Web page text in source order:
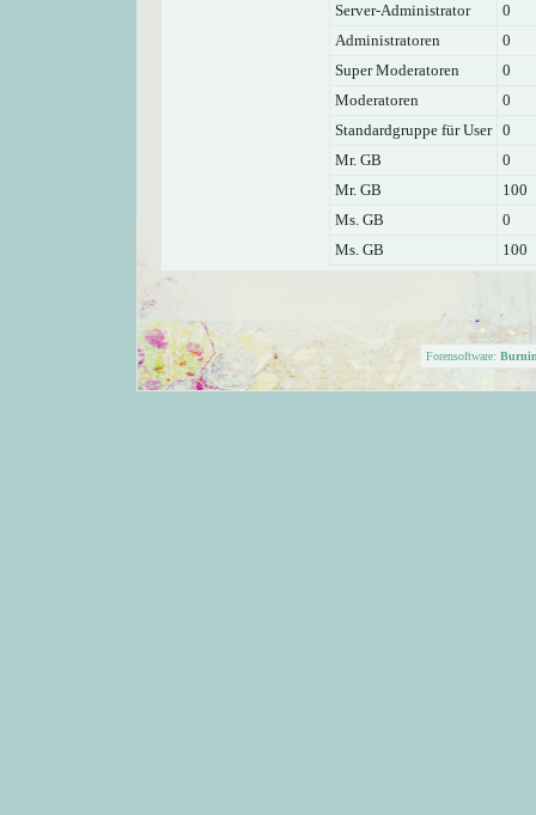
Server-Administrator
0
Administratoren
0
Super Moderatoren
0
Moderatoren
0
Standardgruppe für User 0
Mr. GB
0
Mr. GB
100
Ms. GB
0
Ms. GB
100
Forensoftware: